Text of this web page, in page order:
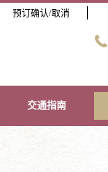
预订确认/取消
交通指南